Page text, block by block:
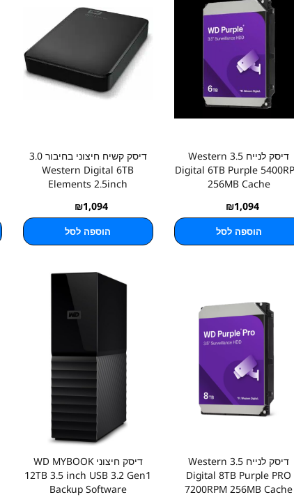
דיסק לנייח 3.5 Western
Digital 6TB Purple
256MB Cache
₪1,094
הוספה לסל
דיסק קשיח חיצוני בחיבור 3.0
Western Digital 6TB
Elements 2.5inch
₪1,094
הוספה לסל
דיסק לנייח 3.5 Western
Digital 8TB Purple PRO
7200RPM 256MB Cache
דיסק חיצוני WD MYBOOK
12TB 3.5 inch USB 3.2 Gen1
Backup Software